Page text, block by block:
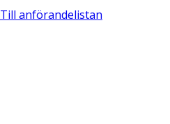
Till anförandelistan